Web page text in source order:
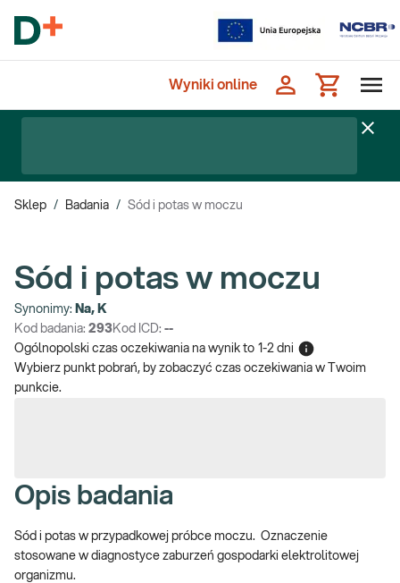
Wyniki online
Sklep / Badania / Sód i potas w moczu
Sód i potas w moczu
Synonimy: Na, K
Kod badania: 293Kod ICD: --
Ogólnopolski czas oczekiwania na wynik to 1-2 dni
Wybierz punkt pobrań, by zobaczyć czas oczekiwania w Twoim
punkcie.
Opis badania
Sód i potas w przypadkowej próbce moczu. Oznaczenie
stosowane w diagnostyce zaburzeń gospodarki elektrolitowej
organizmu.